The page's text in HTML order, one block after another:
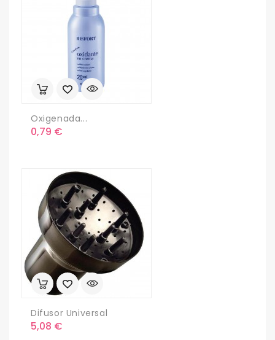
Oxigenada...
Precio
0,79 €
Difusor Universal
Precio
5,08 €